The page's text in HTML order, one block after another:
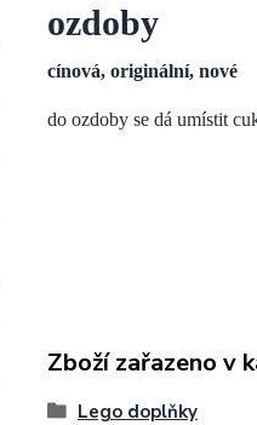
ozdoby
cínová, originální, nové
do ozdoby se dá umístit
Zboží zařazeno v
Lego doplňky